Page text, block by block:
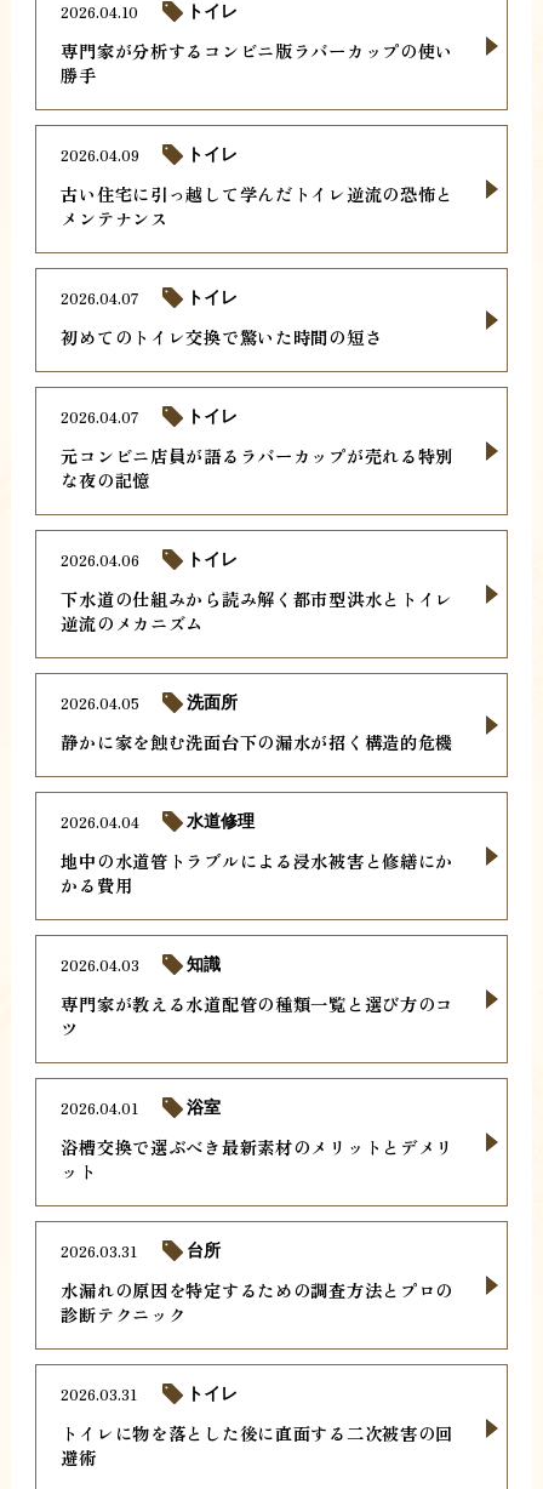
専門家が分析するコンビニ版ラバーカップの使い
勝手
2026.04.10 トイレ
古い住宅に引っ越して学んだトイレ逆流の恐怖と
メンテナンス
2026.04.09 トイレ
初めてのトイレ交換で驚いた時間の短さ
2026.04.07 トイレ
元コンビニ店員が語るラバーカップが売れる特別
な夜の記憶
2026.04.07 トイレ
下水道の仕組みから読み解く都市型洪水とトイレ
逆流のメカニズム
2026.04.06 トイレ
静かに家を蝕む洗面台下の漏水が招く構造的危機
2026.04.05 洗面所
地中の水道管トラブルによる浸水被害と修繕にか
かる費用
2026.04.04 水道修理
専門家が教える水道配管の種類一覧と選び方のコ
ツ
2026.04.03 知識
浴槽交換で選ぶべき最新素材のメリットとデメリ
ット
2026.04.01 浴室
水漏れの原因を特定するための調査方法とプロの
診断テクニック
2026.03.31 台所
トイレに物を落とした後に直面する二次被害の回
避術
2026.03.31 トイレ